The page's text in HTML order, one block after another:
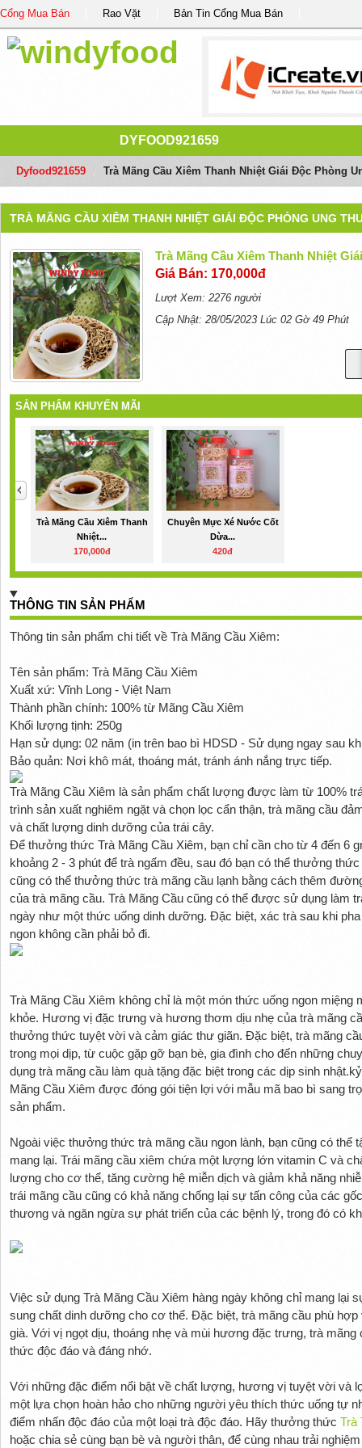
Cổng Mua Bán Rao Vặt Bản Tin Cổng Mua Bán
DYFOOD921659
Dyfood921659 Trà Mãng Cầu Xiêm Thanh Nhiệt Giái Độc Phòng
TRÀ MÃNG CẦU XIÊM THANH NHIỆT GIÁI ĐỘC PHÒNG UNG
Trà Mãng Cầu Xiêm Thanh Nhiệt
Giá Bán: 170,000đ
Lượt Xem: 2276 người
Cập Nhật: 28/05/2023 Lúc 02 Gờ 49 Phút
SẢN PHẨM KHUYẾN MÃI
Trà Mãng Cầu Xiêm Thanh
Nhiệt...
170,000đ
Chuyên Mực Xé Nước Cốt
Dừa...
420đ
THÔNG TIN SẢN PHẨM
Thông tin sản phẩm chi tiết về Trà Mãng Cầu Xiêm:
Tên sản phẩm: Trà Mãng Cầu Xiêm
Xuất xứ: Vĩnh Long - Việt Nam
Thành phần chính: 100% từ Mãng Cầu Xiêm
Khối lượng tịnh: 250g
Hạn sử dụng: 02 năm (in trên bao bì HDSD - Sử dụng ngay sau
Bảo quản: Nơi khô mát, thoáng mát, tránh ánh nắng trực tiếp.
Trà Mãng Cầu Xiêm là sản phẩm chất lượng được làm từ 100%
trình sản xuất nghiêm ngặt và chọn lọc cẩn thận, trà mãng cầu
và chất lượng dinh dưỡng của trái cây.
Để thưởng thức Trà Mãng Cầu Xiêm, bạn chỉ cần cho từ 4 đến 6
khoảng 2 - 3 phút để trà ngấm đều, sau đó bạn có thể thưởng
cũng có thể thưởng thức trà mãng cầu lạnh bằng cách thêm
của trà mãng cầu. Trà Mãng Cầu cũng có thể được sử dụng làm
ngày như một thức uống dinh dưỡng. Đặc biệt, xác trà sau khi
ngon không cần phải bỏ đi.
Trà Mãng Cầu Xiêm không chỉ là một món thức uống ngon
khỏe. Hương vị đặc trưng và hương thơm dịu nhẹ của trà mãng
thưởng thức tuyệt vời và cảm giác thư giãn. Đặc biệt, trà mãng
trong mọi dịp, từ cuộc gặp gỡ bạn bè, gia đình cho đến những
dụng trà mãng cầu làm quà tặng đặc biệt trong các dịp sinh
Mãng Cầu Xiêm được đóng gói tiện lợi với mẫu mã bao bì sang
sản phẩm.
Ngoài việc thưởng thức trà mãng cầu ngon lành, bạn cũng có thể
mang lại. Trái mãng cầu xiêm chứa một lượng lớn vitamin C và
lượng cho cơ thể, tăng cường hệ miễn dịch và giảm khả năng
trái mãng cầu cũng có khả năng chống lại sự tấn công của các
thương và ngăn ngừa sự phát triển của các bệnh lý, trong đó có
Việc sử dụng Trà Mãng Cầu Xiêm hàng ngày không chỉ mang lại
sung chất dinh dưỡng cho cơ thể. Đặc biệt, trà mãng cầu phù
già. Với vị ngọt dịu, thoáng nhẹ và mùi hương đặc trưng, trà
thức độc đáo và đáng nhớ.
Với những đặc điểm nổi bật về chất lượng, hương vị tuyệt vời và
một lựa chọn hoàn hảo cho những người yêu thích thức uống tự
điểm nhấn độc đáo của một loại trà độc đáo. Hãy thưởng thức Trà
hoặc chia sẻ cùng bạn bè và người thân, để cùng nhau trải